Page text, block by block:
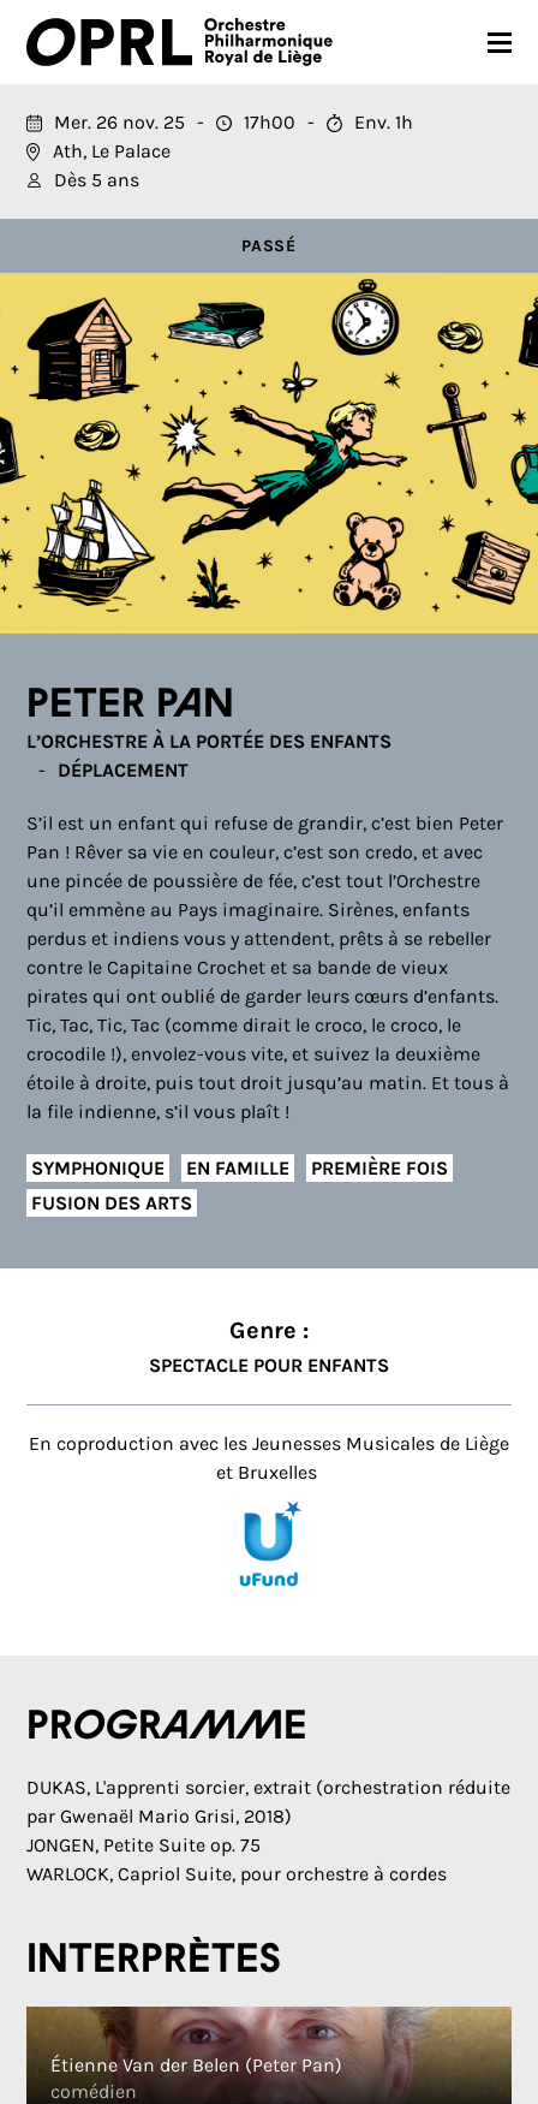
CONCERTS
SAISON 26-27
JEUNES PUBLICS
OPRL
EN PRATIQUE
MÉDIAS
NOUS SOUTENIR
Mer. 26 nov. 25 17h00
Env. 1h
Ath, Le Palace
Dès 5 ans
PASSÉ
Peter Pan
L’ORCHESTRE À LA PORTÉE DES ENFANTS
DÉPLACEMENT
S’il est un enfant qui refuse de grandir, c’est bien Peter
Pan ! Rêver sa vie en couleur, c’est son credo, et avec
une pincée de poussière de fée, c’est tout l’Orchestre
qu’il emmène au Pays imaginaire. Sirènes, enfants
perdus et indiens vous y attendent, prêts à se rebeller
contre le Capitaine Crochet et sa bande de vieux
pirates qui ont oublié de garder leurs cœurs d’enfants.
Tic, Tac, Tic, Tac (comme dirait le croco, le croco, le
crocodile !), envolez-vous vite, et suivez la deuxième
étoile à droite, puis tout droit jusqu’au matin. Et tous à
la file indienne, s’il vous plaît !
SYMPHONIQUE EN FAMILLE
PREMIÈRE FOIS
FUSION DES ARTS
Genre :
SPECTACLE POUR ENFANTS
En coproduction avec les Jeunesses Musicales de Liège
et Bruxelles
Programme
DUKAS, L'apprenti sorcier, extrait (orchestration réduite
par Gwenaël Mario Grisi, 2018)
JONGEN, Petite Suite op. 75
WARLOCK, Capriol Suite, pour orchestre à cordes
Interprètes
Étienne Van der Belen (Peter Pan)
comédien